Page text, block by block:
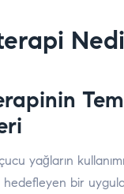
yağların
hedefleyen bir